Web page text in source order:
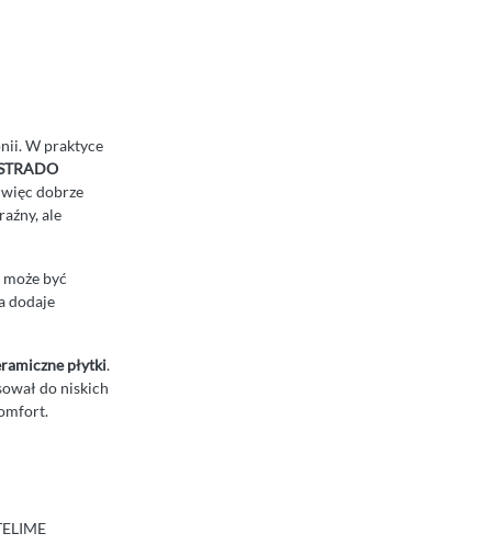
W praktyce
dobrze
ale
być
dodaje
płytki.
do niskich